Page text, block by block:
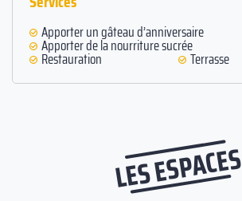
Apporter un gâteau d’anniversaire
Apporter de la nourriture sucrée
Restauration Terrasse
LES ESPACES